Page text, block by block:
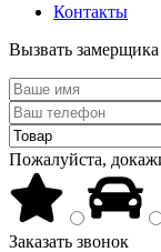
Контакты
Вызвать замерщика
Пожалуйста,
Заказать звонок